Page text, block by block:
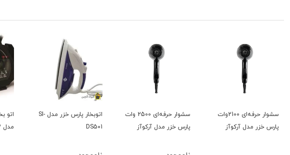
سشوار حرفه‌ای 2500 وات
پارس خزر مدل آرکوآز
اتوبخار پارس خزر مدل SI-
DS501
اتو بخار با کف تیتانیوم
مدل 702پارس خزر
اتو